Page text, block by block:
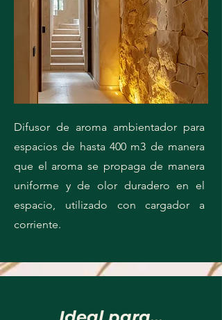
Difusor de aroma ambientador para
espacios de hasta 400 m3 de manera
que el aroma se propaga de manera
uniforme y de olor duradero en el
espacio, utilizado con cargador a
corriente.